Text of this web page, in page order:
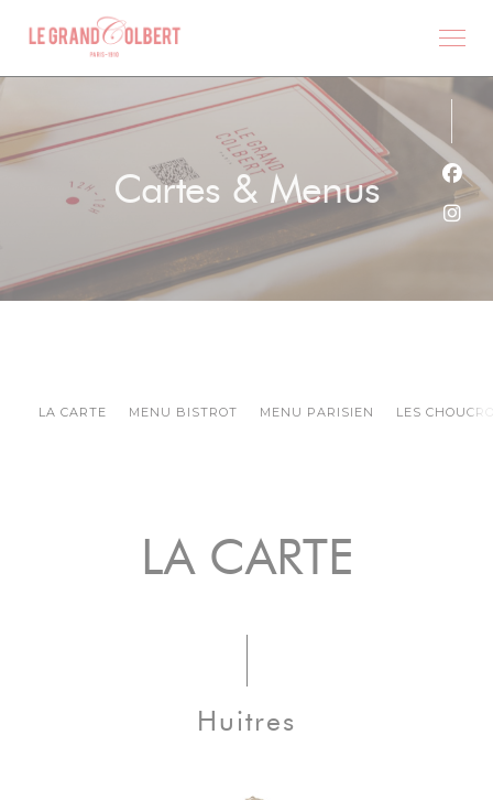
Personnalisation de vos choix en matière de cookies
Cartes & Menus
LA CARTE MENU BISTROT MENU PARISIEN LES
LA CARTE
Huitres